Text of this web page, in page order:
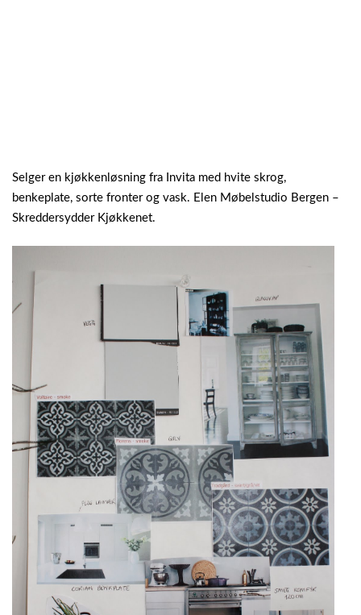
Selger en kjøkkenløsning fra Invita med hvite skrog,
benkeplate, sorte fronter og vask. Elen Møbelstudio Bergen –
Skreddersydder Kjøkkenet.